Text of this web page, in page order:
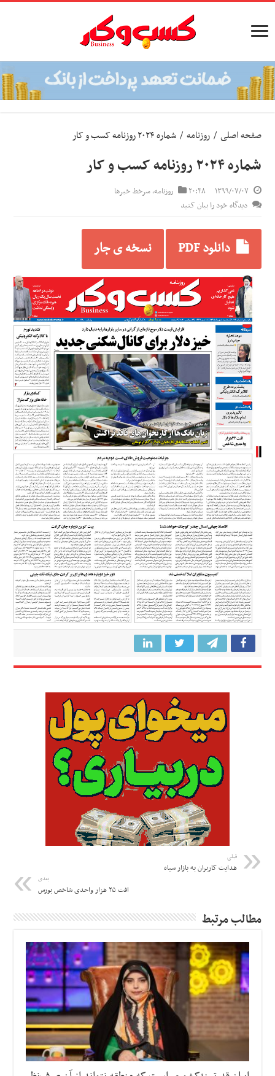
صفحه اصلی / روزنامه / شماره ۲۰۲۴ روزنامه کسب و کار
شماره ۲۰۲۴ روزنامه کسب و کار
۱۳۹۹/۰۷/۰۷ ۲۰:۴۸ روزنامه,سرخط خبرها
دیدگاه خود را بیان کنید
دانلود PDF نسخه ی جار
قبلی
هدایت کاربران به بازار سیاه
بعدی
افت ۲۵ هزار واحدی شاخص بورس
مطالب مرتبط